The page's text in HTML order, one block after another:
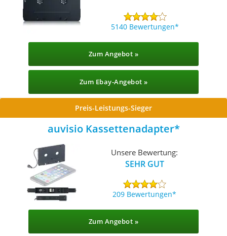
5140 Bewertungen
Zum Angebot »
Zum Ebay-Angebot »
Preis-Leistungs-Sieger
auvisio Kassettenadapter
Unsere Bewertung:
SEHR GUT
209 Bewertungen
Zum Angebot »